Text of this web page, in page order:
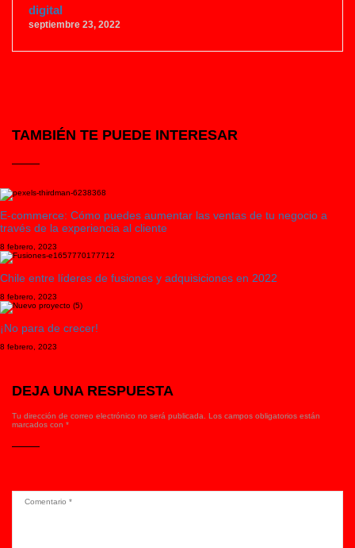
digital
septiembre 23, 2022
TAMBIÉN TE PUEDE INTERESAR
E-commerce: Cómo puedes aumentar las ventas de tu negocio a
través de la experiencia al cliente
8 febrero, 2023
Chile entre líderes de fusiones y adquisiciones en 2022
8 febrero, 2023
¡No para de crecer!
8 febrero, 2023
DEJA UNA RESPUESTA
Tu dirección de correo electrónico no será publicada.
Los campos obligatorios están
marcados con *